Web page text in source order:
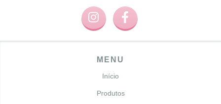
MENU
Início
Produtos